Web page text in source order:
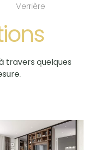
Verrière
travers quelques